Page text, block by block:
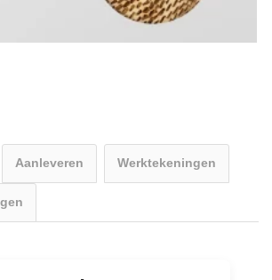
Aanleveren Werktekeningen